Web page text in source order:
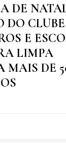
DE
DO
E
LIMPA
MAIS DE